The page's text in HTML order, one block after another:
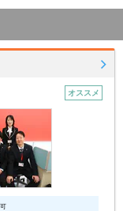
オススメ